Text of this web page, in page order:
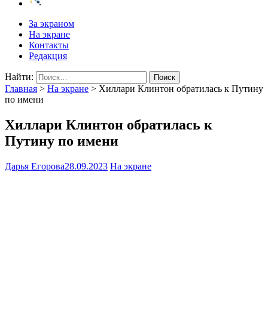
За экраном
На экране
Контакты
Редакция
Найти:
Главная > На экране > Хиллари Клинтон обратилась к Путину
по имени
Хиллари Клинтон обратилась к
Путину по имени
Дарья Егорова28.09.2023 На экране